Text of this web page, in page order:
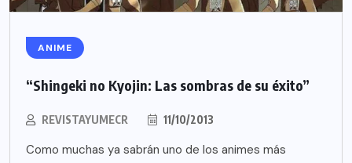
ANIME
“Shingeki no Kyojin: Las sombras de su éxito”
REVISTAYUMECR 11/10/2013
Como muchas ya sabrán uno de los animes más